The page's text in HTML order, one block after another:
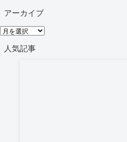
テ
リ
ー
アーカイブ
ア
人気記事